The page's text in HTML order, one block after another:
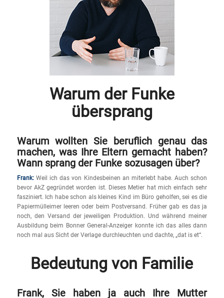
Warum der Funke
übersprang
Warum wollten Sie beruflich genau das
machen, was Ihre Eltern gemacht haben?
Wann sprang der Funke sozusagen über?
Frank: Weil ich das von Kindesbeinen an miterlebt habe. Auch schon
bevor AkZ gegründet worden ist. Dieses Metier hat mich einfach sehr
fasziniert. Ich habe schon als kleines Kind im Büro geholfen, sei es die
Papiermülleimer leeren oder beim Postversand. Früher gab es das ja
noch, den Versand der jeweiligen Produktion. Und während meiner
Ausbildung beim Bonner General-Anzeiger konnte ich das alles dann
noch mal aus Sicht der Verlage durchleuchten und dachte, „dat is et“.
Bedeutung von Familie
Frank, Sie haben ja auch Ihre Mutter